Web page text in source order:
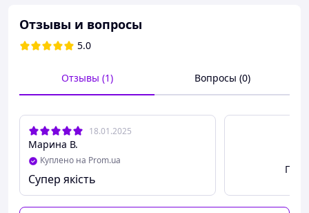
малышка будет яркой и стильной :)
Брючки с эластичным поясом для удобной посадки,
Реглан с длинным рукавом, ребристым вырезом,
тюлевым низом, кошечкой и надписью "страшно мило"
Размер на 6 месяцев:
Рост 61 - 69 (см)
Вес 5.7 - 7.5 (кг)
Отзывы и вопросы
5.0
Отзывы (1) Вопросы (0)
18.01.2025
Марина В.
Куплено на Prom.ua
Супер якість